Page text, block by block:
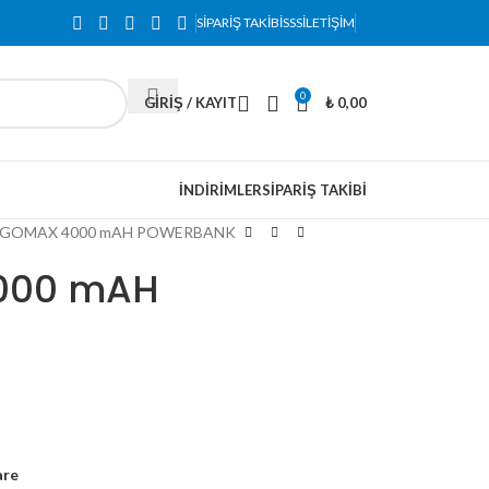
SIPARIŞ TAKIBISSSİLETIŞIM
GIRIŞ / KAYIT 0 ₺ 0,00
İNDIRIMLERSIPARIŞ TAKIBI
4000 mAH POWERBANK
mAH